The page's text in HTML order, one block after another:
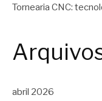
Tornearia CNC:
abril 2026